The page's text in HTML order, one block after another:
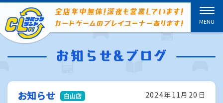
2024年11月20日
お知らせ